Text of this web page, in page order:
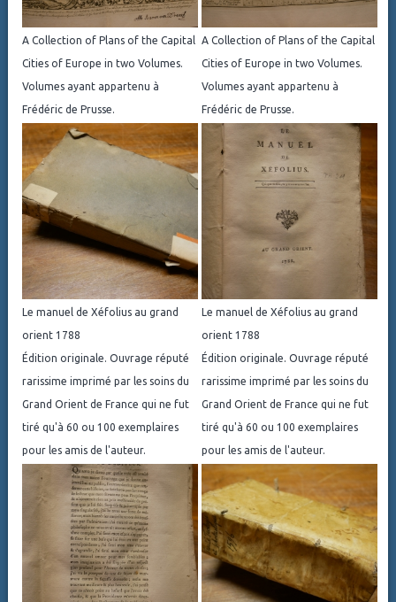
A Collection of Plans of the Capital
Cities of Europe in two Volumes.
Volumes ayant appartenu à
Frédéric de Prusse.
A Collection of Plans of the Capital
Cities of Europe in two Volumes.
Volumes ayant appartenu à
Frédéric de Prusse.
Le manuel de Xéfolius au grand
orient 1788
Édition originale. Ouvrage réputé
rarissime imprimé par les soins du
Grand Orient de France qui ne fut
tiré qu'à 60 ou 100 exemplaires
pour les amis de l'auteur.
Le manuel de Xéfolius au grand
orient 1788
Édition originale. Ouvrage réputé
rarissime imprimé par les soins du
Grand Orient de France qui ne fut
tiré qu'à 60 ou 100 exemplaires
pour les amis de l'auteur.